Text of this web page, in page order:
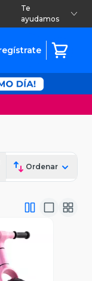
Te
ayudamos
Ordenar